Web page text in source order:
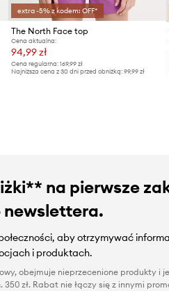
extra -5% z kodem: OFF*
The North Face top
Cena aktualna:
94,99 zł
Cena regularna:169,99 zł
Najniższa cena z 30 dni przed obniżką:99,99 zł
na pierwsze
newslettera.
aby otrzymywać
i produktach.
obejmuje nieprzecenione produkty i
zł. Rabat nie łączy się z innymi